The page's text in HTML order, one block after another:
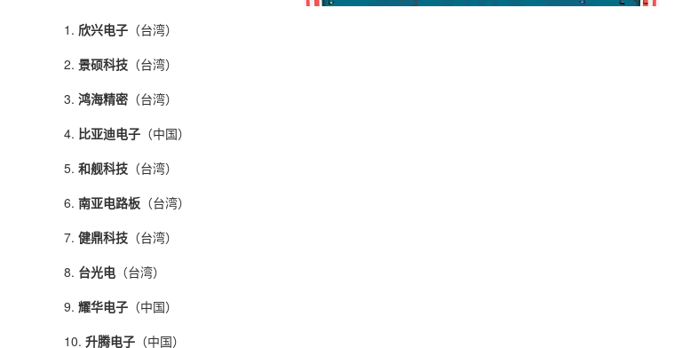
1. 欣兴电子 （台湾）
2. 景硕科技 （台湾）
3. 鸿海精密 （台湾）
4. 比亚迪电子 （中国）
5. 和舰科技 （台湾）
6. 南亚电路板 （台湾）
7. 健鼎科技 （台湾）
8. 台光电 （台湾）
9. 耀华电子 （中国）
10. 升腾电子 （中国）